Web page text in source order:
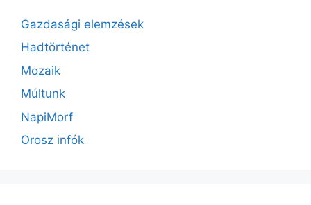
Gazdasági elemzések
Hadtörténet
Mozaik
Múltunk
NapiMorf
Orosz infók